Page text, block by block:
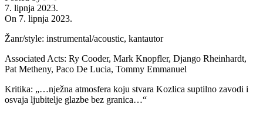
7. lipnja 2023.
On 7. lipnja 2023.
Žanr/style: instrumental/acoustic, kantautor
Associated Acts: Ry Cooder, Mark Knopfler, Django Rheinhardt,
Pat Metheny, Paco De Lucia, Tommy Emmanuel
Kritika: „…nježna atmosfera koju stvara Kozlica suptilno zavodi i
osvaja ljubitelje glazbe bez granica…“